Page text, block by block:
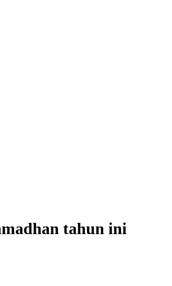
tahun ini